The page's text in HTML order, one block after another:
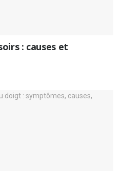
: causes et